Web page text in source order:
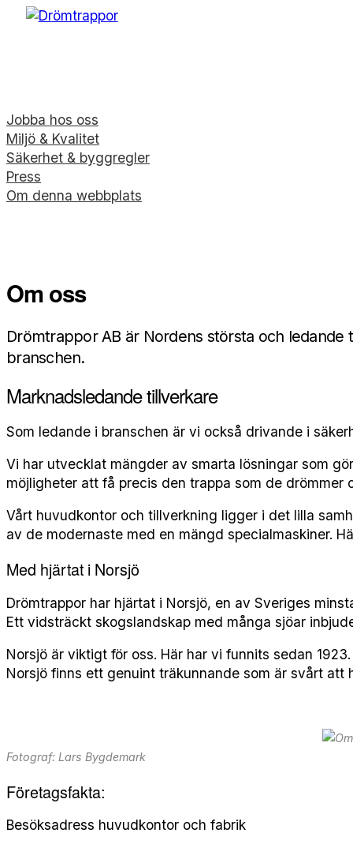
Jobba hos oss
Miljö & Kvalitet
Säkerhet & byggregler
Press
Om denna webbplats
Om oss
Drömtrappor AB är Nordens största och
branschen.
Marknadsledande tillverkare
Som ledande i branschen är vi också drivande i
Vi har utvecklat mängder av smarta lösningar som
möjligheter att få precis den trappa som de drömmer
Vårt huvudkontor och tillverkning ligger i det lilla
av de modernaste med en mängd specialmaskiner.
Med hjärtat i Norsjö
Drömtrappor har hjärtat i Norsjö, en av Sveriges
Ett vidsträckt skogslandskap med många sjöar
Norsjö är viktigt för oss. Här har vi funnits sedan
Norsjö finns ett genuint träkunnande som är svårt
Fotograf: Lars Bygdemark
Företagsfakta:
Besöksadress huvudkontor och fabrik